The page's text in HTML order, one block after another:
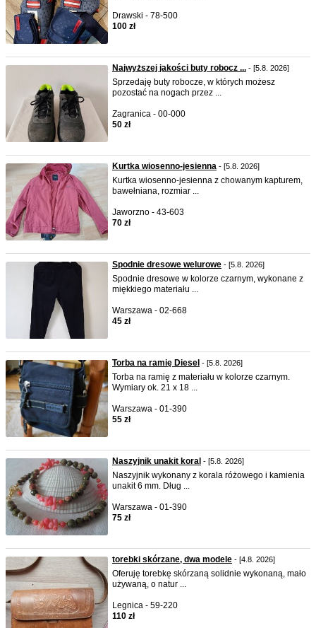
Drawski - 78-500
100 zł
Najwyższej jakości buty robocz ... - [5.8. 2026]
Sprzedaję buty robocze, w których możesz
pozostać na nogach przez ...
Zagranica - 00-000
50 zł
Kurtka wiosenno-jesienna - [5.8. 2026]
Kurtka wiosenno-jesienna z chowanym kapturem,
bawełniana, rozmiar ...
Jaworzno - 43-603
70 zł
Spodnie dresowe welurowe - [5.8. 2026]
Spodnie dresowe w kolorze czarnym, wykonane z
miękkiego materiału ...
Warszawa - 02-668
45 zł
Torba na ramię Diesel - [5.8. 2026]
Torba na ramię z materiału w kolorze czarnym.
Wymiary ok. 21 x 18 ...
Warszawa - 01-390
55 zł
Naszyjnik unakit koral - [5.8. 2026]
Naszyjnik wykonany z korala różowego i kamienia
unakit 6 mm. Dług ...
Warszawa - 01-390
75 zł
torebki skórzane, dwa modele - [4.8. 2026]
Oferuję torebkę skórzaną solidnie wykonaną, mało
używaną, o natur ...
Legnica - 59-220
110 zł